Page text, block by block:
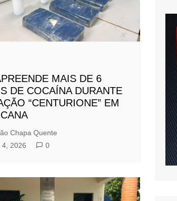
MAIS DE 6
DE COCAÍNA DURANTE
“CENTURIONE” EM
Chapa Quente
4, 2026
0